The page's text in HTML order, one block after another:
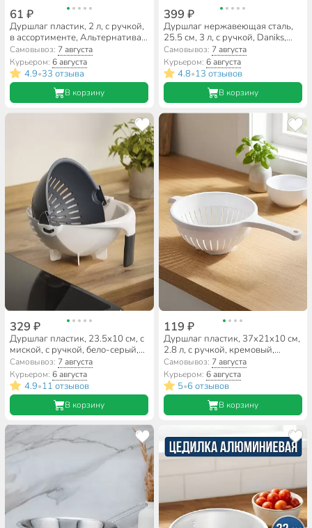
61 ₽
Дуршлаг пластик, 2 л, с ручкой,
в ассортименте, Альтернатива,
Эконом, М8234
Самовывоз: 7 августа
Курьером:6 августа
4.9•33 отзыва
В корзину
399 ₽
Дуршлаг нержавеющая сталь,
25.5 см, 3 л, с ручкой, Daniks,
GS-08131-25
Самовывоз: 7 августа
Курьером: 6 августа
4.8•13 отзывов
В корзину
329 ₽
Дуршлаг пластик, 23.5х10 см, с
миской, с ручкой, бело-серый,
Y4-9117
Самовывоз: 7 августа
Курьером:6 августа
4.9•11 отзывов
В корзину
119 ₽
Дуршлаг пластик, 37x21x10 см,
2.8 л, с ручкой, кремовый,
Martika, Кристи, С44КРЕМ
Самовывоз: 7 августа
Курьером: 6 августа
5•6 отзывов
В корзину